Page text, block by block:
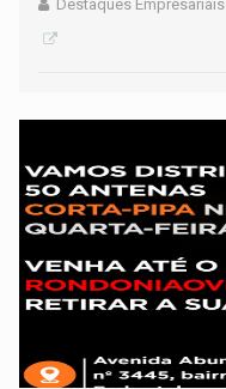
Destaques Empresariais